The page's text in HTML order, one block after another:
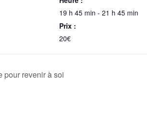
19 h 45 min - 21 h 45 min
Prix :
20€
pour revenir à soi